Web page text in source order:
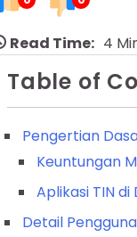
Read Time: 4
Table of
Pengertian
Keuntungan
Aplikasi TIN di
Detail